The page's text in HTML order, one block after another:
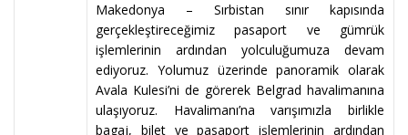
Makedonya – Sırbistan sınır kapısında
gerçekleştireceğimiz pasaport ve gümrük
işlemlerinin ardından yolculuğumuza devam
ediyoruz. Yolumuz üzerinde panoramik olarak
Avala Kulesi’ni de görerek Belgrad havalimanına
ulaşıyoruz. Havalimanı’na varışımızla birlikle
bagaj, bilet ve pasaport işlemlerinin ardından